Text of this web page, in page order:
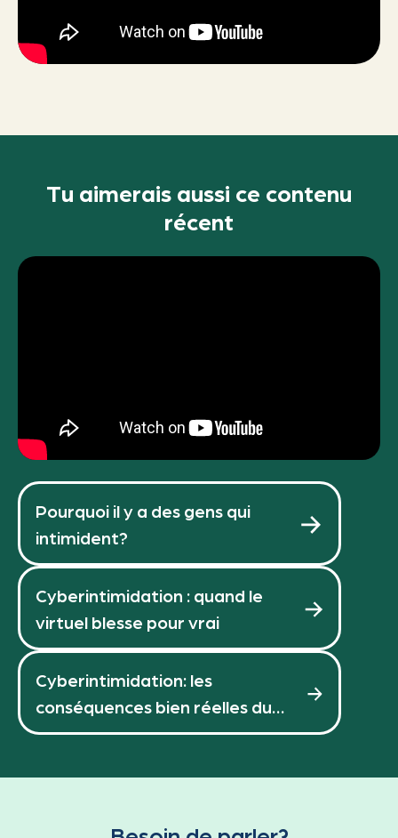
Tu aimerais aussi ce contenu
récent
Pourquoi il y a des gens qui
intimident?
Cyberintimidation : quand le
virtuel blesse pour vrai
Cyberintimidation: les
conséquences bien réelles du
virtuel